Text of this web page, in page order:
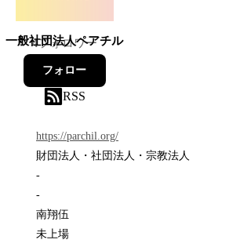
一般社団法人ペアチル
4フォロワー
フォロー
RSS
https://parchil.org/
財団法人・社団法人・宗教法人
-
-
南翔伍
未上場